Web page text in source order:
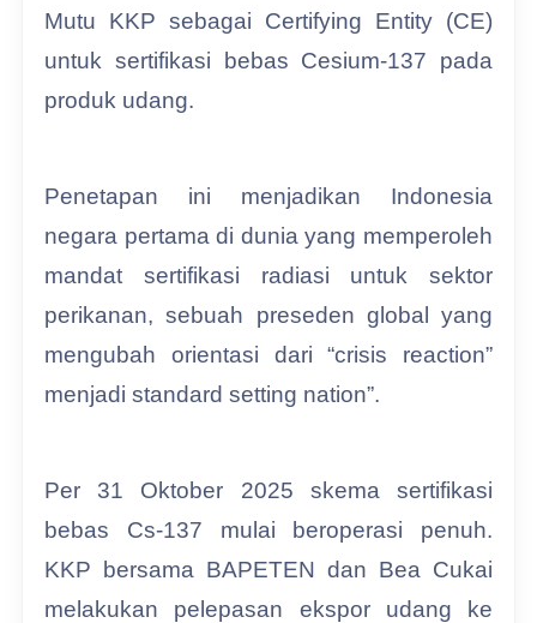
Mutu KKP sebagai Certifying Entity (CE)
untuk sertifikasi bebas Cesium-137 pada
produk udang.
Penetapan ini menjadikan Indonesia
negara pertama di dunia yang memperoleh
mandat sertifikasi radiasi untuk sektor
perikanan, sebuah preseden global yang
mengubah orientasi dari “crisis reaction”
menjadi standard setting nation”.
Per 31 Oktober 2025 skema sertifikasi
bebas Cs-137 mulai beroperasi penuh.
KKP bersama BAPETEN dan Bea Cukai
melakukan pelepasan ekspor udang ke